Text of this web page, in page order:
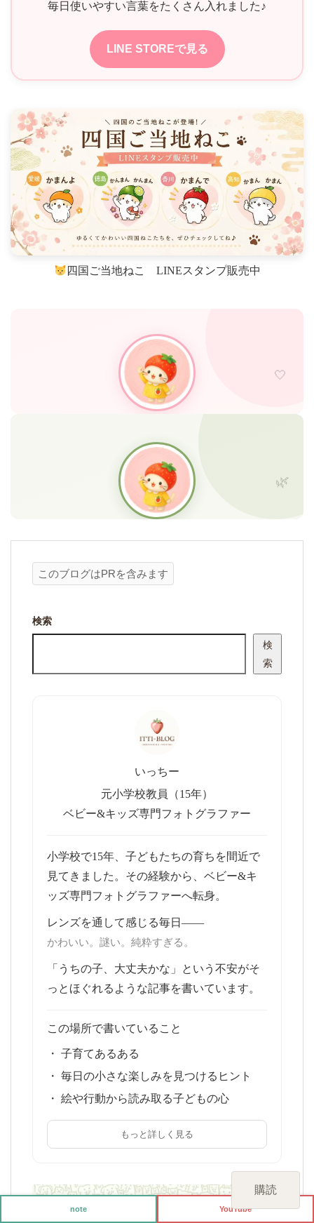
毎日使いやすい言葉をたくさん入れました♪
LINE STOREで見る
四国ご当地ねこ LINEスタンプ販売中
このブログはPRを含みます
検索
検
索
いっちー
元小学校教員（15年）
ベビー&キッズ専門フォトグラファー
小学校で15年、子どもたちの育ちを間近で
見てきました。その経験から、ベビー&キ
ッズ専門フォトグラファーへ転身。
レンズを通して感じる毎日——
かわいい。謎い。純粋すぎる。
「うちの子、大丈夫かな」という不安がそ
っとほぐれるような記事を書いています。
この場所で書いていること
・ 子育てあるある
・ 毎日の小さな楽しみを見つけるヒント
・ 絵や行動から読み取る子どもの心
もっと詳しく見る
購読
note YouTube